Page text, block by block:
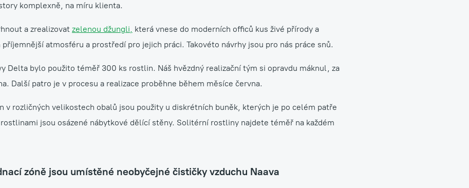
komplexně, na míru klienta.
a zrealizovat zelenou džungli, která vnese do moderních officů kus živé přírody a
atmosféru a prostředí pro jejich práci. Takovéto návrhy jsou pro nás práce snů.
Delta bylo použito téměř 300 ks rostlin. Náš hvězdný realizační tým si opravdu máknul, za
Další patro je v procesu a realizace proběhne během měsíce června.
v rozličných velikostech obalů jsou použity u diskrétních buněk, kterých je po celém patře
jsou osázené nábytkové dělící stěny. Solitérní rostliny najdete téměř na každém
zóně jsou umístěné neobyčejné čističky vzduchu Naava